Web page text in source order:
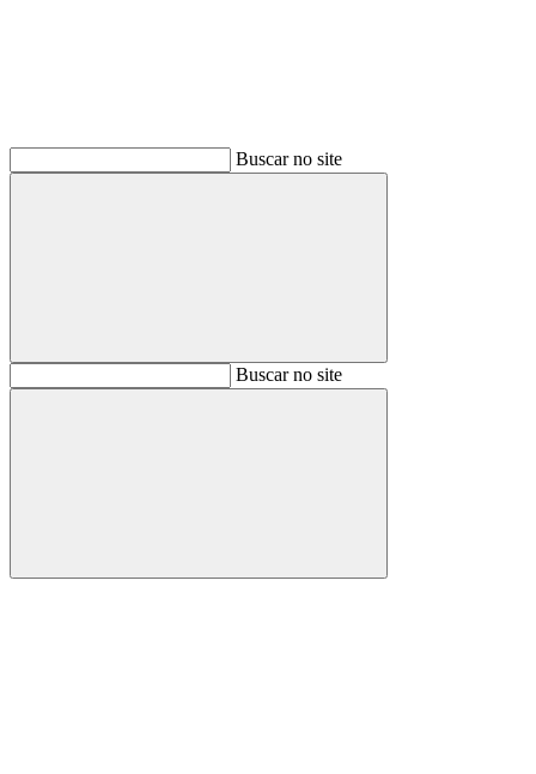
Buscar no site
BuscarBuscar no site
Buscar